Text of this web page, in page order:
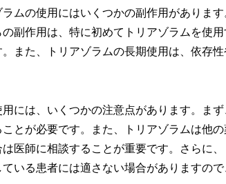
ラムの使用にはいくつかの副作用がありま
副作用は、特に初めてトリアゾラムを使
。また、トリアゾラムの長期使用は、依存
用には、いくつかの注意点があります。ま
とが必要です。また、トリアゾラムは他
医師に相談することが重要です。さらに
いる患者には適さない場合がありますので